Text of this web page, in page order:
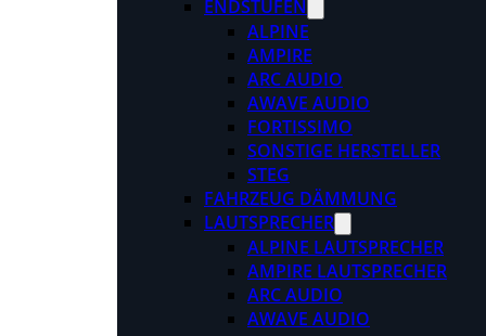
ENDSTUFEN
ALPINE
AMPIRE
ARC AUDIO
AWAVE AUDIO
FORTISSIMO
SONSTIGE HERSTELLER
STEG
FAHRZEUG DÄMMUNG
LAUTSPRECHER
ALPINE LAUTSPRECHER
AMPIRE LAUTSPRECHER
ARC AUDIO
AWAVE AUDIO